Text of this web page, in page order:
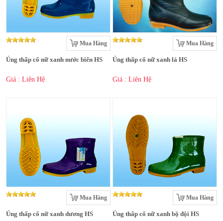
Mua Hàng
Ủng thấp cổ nữ xanh nước biển HS
Giá : Liên Hệ
Mua Hàng
Ủng thấp cổ nữ xanh lá HS
Giá : Liên Hệ
Mua Hàng
Ủng thấp cổ nữ xanh dương HS
Mua Hàng
Ủng thấp cổ nữ xanh bộ đội HS